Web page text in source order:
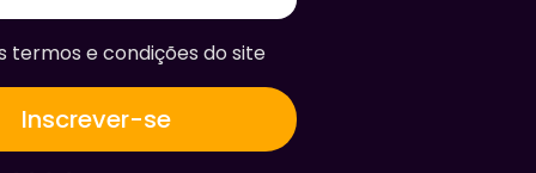
termos e condições do site
Inscrever-se